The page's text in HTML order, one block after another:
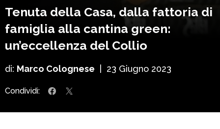
Tenuta della Casa, dalla fattoria di
famiglia alla cantina green:
un’eccellenza del Collio
di: Marco Colognese 23 Giugno 2023
Condividi: